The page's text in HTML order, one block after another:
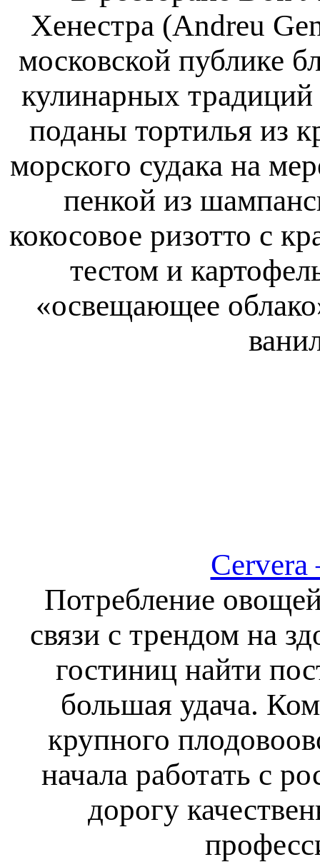
Хенестра (Andreu
московской публике
кулинарных традиций
поданы тортилья из
морского судака на
пенкой из
кокосовое ризотто с
тестом и
«освещающее
Потребление
связи с трендом на
гостиниц найти
большая удача.
крупного
начала работать с
дорогу